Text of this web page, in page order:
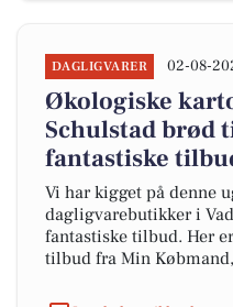
DAGLIGVARER 02-08-
Økologiske
Schulstad brød
fantastiske
Vi har kigget på denne
dagligvarebutikker i
fantastiske tilbud. Her
tilbud fra Min